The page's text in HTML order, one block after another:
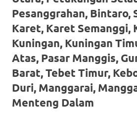
fake
watches.
Get
the
facts
Pesanggrahan, Bintaro,
Karet, Karet Semanggi,
Kuningan, Kuningan
Atas, Pasar Manggis,
Barat, Tebet Timur,
Duri, Manggarai,
Menteng Dalam